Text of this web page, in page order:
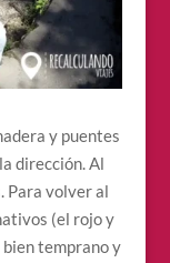
y puentes
dirección. Al
Para volver al
(el rojo y
temprano y